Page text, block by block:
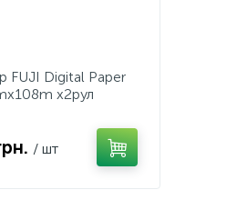
FUJI Digital Paper
x2рул
/ шт